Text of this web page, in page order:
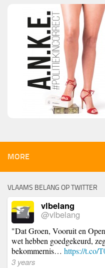
MORE
VLAAMS BELANG OP TWITTER
vlbelang
@vlbelang
"Dat Groen, Vooruit en
wet hebben goedgekeurd,
bekommernis… https://t.co/
3 years